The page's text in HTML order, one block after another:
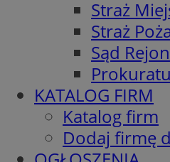
Straż
Straż
Sąd
KATALOG FIRM
Katalog firm
Dodaj firmę